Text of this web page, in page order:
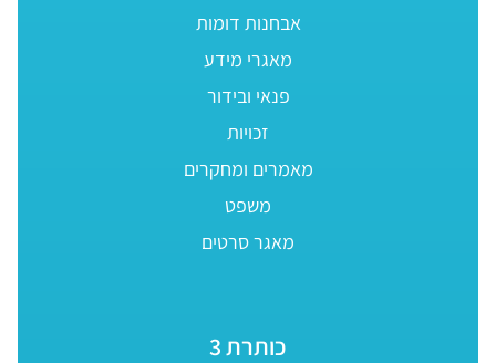
אבחנות דומות
מאגרי מידע
פנאי ובידור
זכויות
מאמרים ומחקרים
משפט
מאגר סרטים
כותרת 3